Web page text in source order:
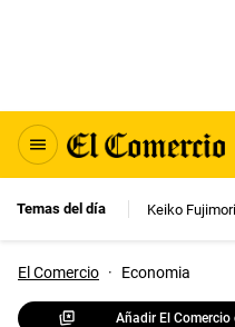
Temas del día Keiko Fujimori
El Comercio · Economia
Añadir El